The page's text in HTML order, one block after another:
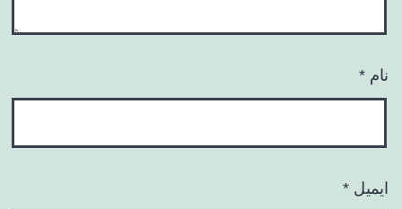
نام *
ایمیل *